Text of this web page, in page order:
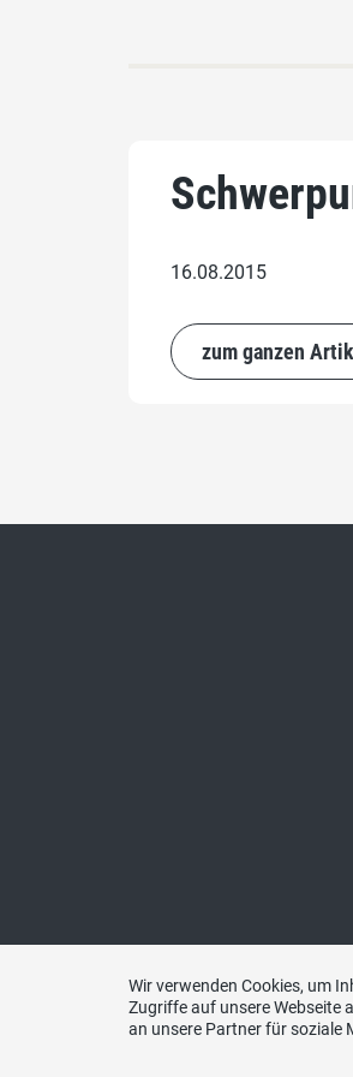
16.08.2015
zum ganzen
Wir verwenden Cookies, um
Zugriffe auf unsere Webseite
an unsere Partner für soziale